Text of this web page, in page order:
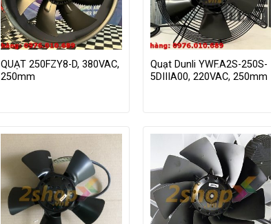
QUẠT 250FZY8-D, 380VAC,
250mm
Quạt Dunli YWF.A2S-250S-
5DIIIA00, 220VAC, 250mm